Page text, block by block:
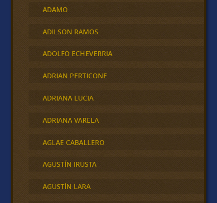
ADAMO
ADILSON RAMOS
ADOLFO ECHEVERRIA
ADRIAN PERTICONE
ADRIANA LUCIA
ADRIANA VARELA
AGLAE CABALLERO
AGUSTÍN IRUSTA
AGUSTÍN LARA